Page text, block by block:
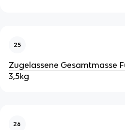
25
Zugelassene Gesamtmasse
3,5kg
26